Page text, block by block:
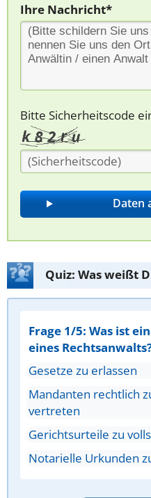
Ihre Nachricht*
Bitte Sicherheitscode
Quiz: Was weißt
Frage 1/5: Was ist
eines
Gesetze zu erlassen
Mandanten rechtlich
vertreten
Gerichtsurteile zu
Notarielle Urkunden